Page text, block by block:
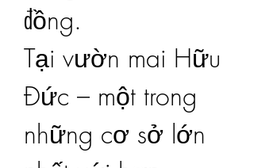
đồng.
Tại vườn mai Hữu
Đức – một trong
những cơ sở lớn